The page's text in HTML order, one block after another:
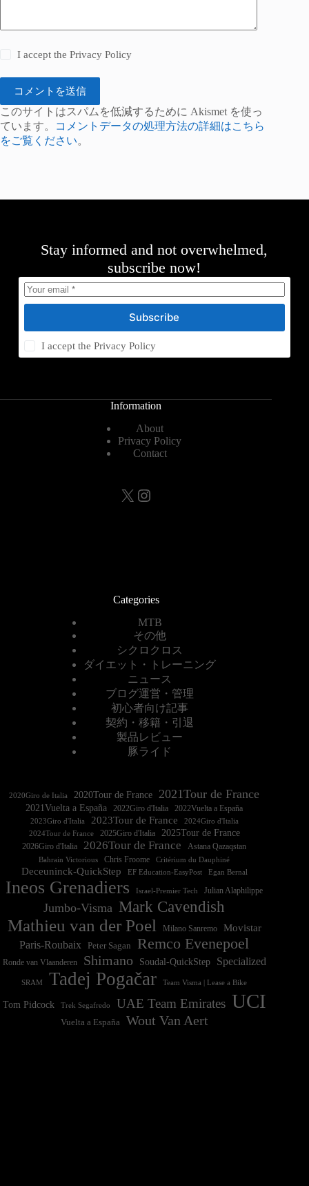
I accept thePrivacy Policy
コメントを送信
このサイトはスパムを低減するために Akismet を使っ
ています。
コメントデータの処理方法の詳細はこちら
をご覧ください。
Stay informed and not overwhelmed,
subscribe now!
Subscribe
I accept thePrivacy Policy
Information
About
Privacy Policy
Contact
X Instagram
Categories
MTB
その他
シクロクロス
ダイエット・トレーニング
ニュース
ブログ運営・管理
初心者向け記事
契約・移籍・引退
製品レビュー
豚ライド
2020Giro de Italia 2020Tour de France 2021Tour de France
2021Vuelta a España 2022Vuelta a España
2023Giro d'Italia 2023Tour de France
2024Tour de France
2025Giro d'Italia 2025Tour de France
2026Giro d'Italia 2026Tour de France Astana Qazaqstan
Bahrain Victorious Chris Froome Critérium du Dauphiné
Deceuninck-QuickStep EF Education-EasyPost Egan Bernal
Ineos Grenadiers Israel-Premier Tech Julian Alaphilippe
Jumbo-Visma Mark Cavendish
Mathieu van der Poel Milano Sanremo
Movistar
Paris-Roubaix
Peter Sagan Remco Evenepoel
Ronde van Vlaanderen Shimano Soudal-QuickStep Specialized
SRAM Tadej Pogačar Team Visma | Lease a Bike
Tom Pidcock Trek Segafredo UAE Team Emirates UCI
Vuelta a España Wout Van Aert